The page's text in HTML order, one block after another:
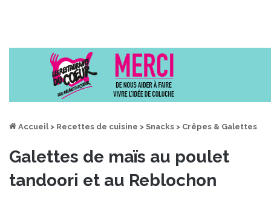
Accueil > Recettes de cuisine > Snacks > Crêpes & Galettes
Galettes de maïs au poulet
tandoori et au Reblochon